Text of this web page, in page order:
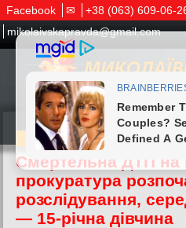
Facebook ✉
+38 (063) 609-06-
mikolaivskapravda@gmail.com
04.07.2026
Смертельна ДТП на
прокуратура
розслідування,
— 15-річна дівчина